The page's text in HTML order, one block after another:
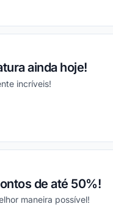
ainda hoje!
incríveis!
de até 50%!
maneira possível!